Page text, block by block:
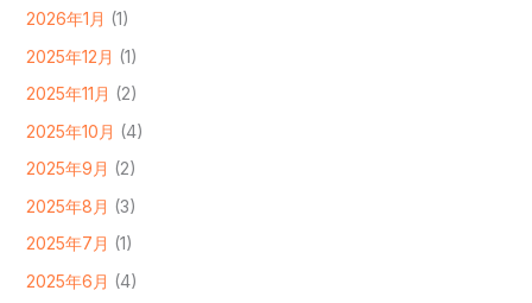
2026年1月 (1)
2025年12月 (1)
2025年11月 (2)
2025年10月 (4)
2025年9月 (2)
2025年8月 (3)
2025年7月 (1)
2025年6月 (4)